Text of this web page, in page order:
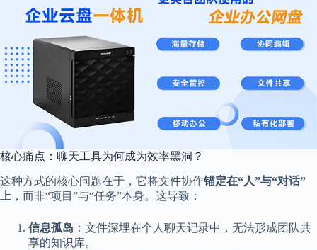
核心痛点：聊天工具为何成为效率黑洞？
这种方式的核心问题在于，它将文件协作锚定在“人”与“对话”
上 ，而非“项目”与“任务”本身。这导致：
信息孤岛 ：文件深埋在个人聊天记录中，无法形成团队共
享的知识库。